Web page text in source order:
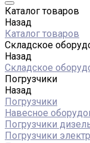
Каталог товаров
Назад
Каталог товаров
Складское
Назад
Складское
Погрузчики
Назад
Погрузчики
Навесное
Погрузчики
Погрузчики